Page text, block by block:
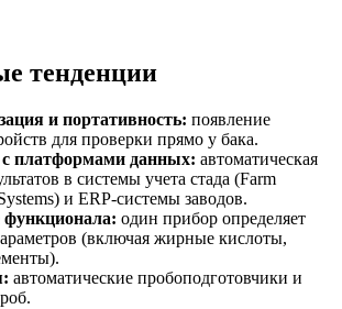
тенденции
и портативность: появление
для проверки прямо у бака.
платформами данных: автоматическая
в системы учета стада (Farm
и ERP-системы заводов.
один прибор определяет
(включая жирные кислоты,
автоматические пробоподготовчики и